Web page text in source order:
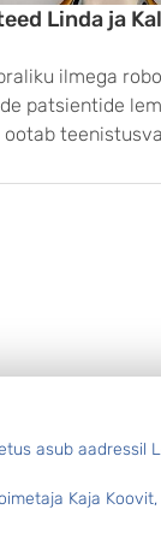
Linda ja
ilmega
patsientide
veebruaris
on aidata ...
asub aadressil
Kaja Koovit,